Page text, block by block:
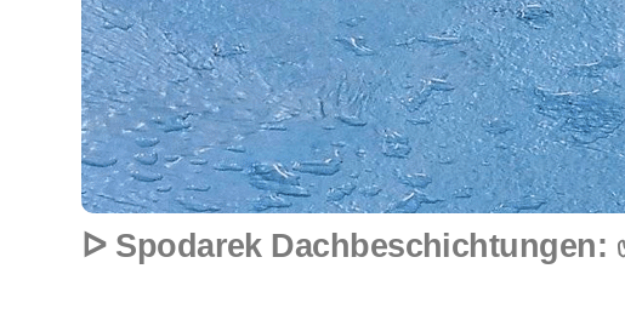
ᐅ Spodarek Dachbeschichtungen: